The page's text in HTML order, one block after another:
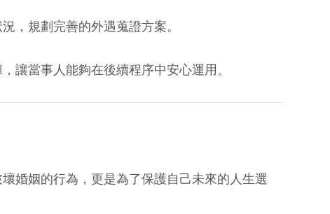
，規劃完善的外遇蒐證方案。
讓當事人能夠在後續程序中安心運用。
婚姻的行為，更是為了保護自己未來的人生選